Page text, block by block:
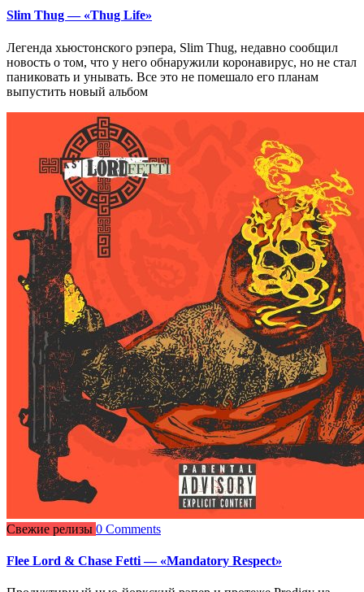
Slim Thug — «Thug Life»
Легенда хьюстонского рэпера, Slim Thug, недавно сообщил
новость о том, что у него обнаружили коронавирус, но не стал
паниковать и унывать. Все это не помешало его планам
выпустить новый альбом
Свежие релизы 0 Comments
Flee Lord & Chase Fetti — «Mandatory Respect»